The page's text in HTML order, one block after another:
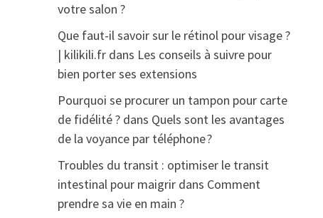
votre salon ?
Que faut-il savoir sur le rétinol pour visage ?
| kilikili.frdans Les conseils à suivre pour
bien porter ses extensions
Pourquoi se procurer un tampon pour carte
de fidélité ?dans Quels sont les avantages
de la voyance par téléphone ?
Troubles du transit : optimiser le transit
intestinal pour maigrirdans Comment
prendre sa vie en main ?